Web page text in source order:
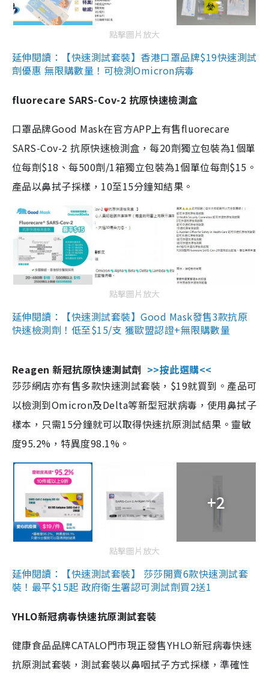
點擊圖片放大
延伸閱讀：【快速測試套裝】香港口罩品牌$19快速測試
劑優惠 無限購數量！可檢測Omicron病毒
fluorecare SARS-Cov-2 抗原快速檢測盒
口罩品牌Good Mask在官方APP上有售fluorecare
SARS-Cov-2 抗原快速檢測盒，每20劑獨立包裝為1個單
位每劑$18、每500劑/1箱獨立包裝為1個單位每劑$15。
產品以鼻拭子採樣，10至15分鐘知結果。
點擊圖片放大
延伸閱讀：【快速測試套裝】Good Mask發售3款抗原
快速檢測劑！低至$15/支 獲歐盟認證+無限購數量
Reagen 新冠抗原快速測試劑 >>按此選購<<
莎莎網店亦有售多款快速測試套裝，$19就買到。產品可
以檢測到Omicron及Delta等新型冠狀病毒，使用鼻拭子
樣本，只需15分鐘就可以取得快速抗原測試結果。靈敏
度95.2%，特異度98.1%。
+2
點擊圖片放大
延伸閱讀：【快速測試套裝】 莎莎開賣6款快速測試套
裝！最平$15起 政府衛生署認可測試劑買2送1
YHLO新冠病毒快速抗原測試套裝
健康食品品牌CATALO門市現正發售YHLO新冠病毒快速
抗原測試套裝，測試套裝以鼻咽拭子方式採樣，準確性